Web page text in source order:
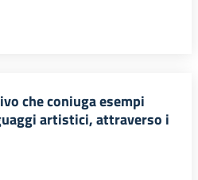
che coniuga esempi
artistici, attraverso i